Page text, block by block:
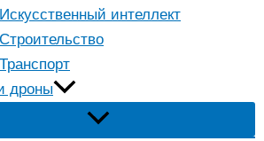
Искусственный интеллект
Строительство
Транспорт
дроны